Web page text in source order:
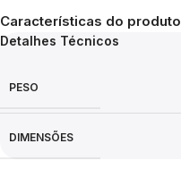
Características do produto
Detalhes Técnicos
PESO
DIMENSÕES